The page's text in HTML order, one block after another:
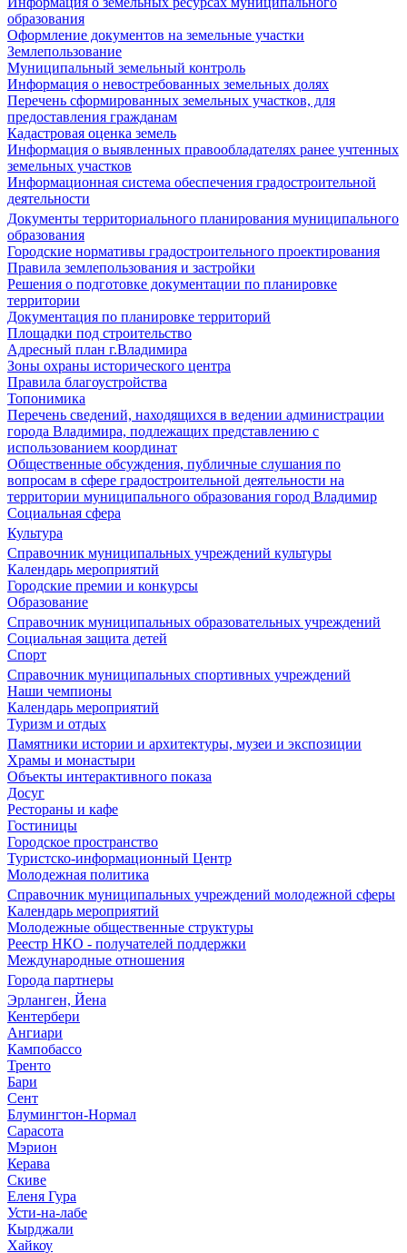
образования
Оформление документов на земельные участки
Землепользование
Муниципальный земельный контроль
Информация о невостребованных земельных долях
Перечень сформированных земельных участков, для
предоставления гражданам
Кадастровая оценка земель
Информация о выявленных правообладателях ранее учтенных
земельных участков
Информационная система обеспечения градостроительной
деятельности
Документы территориального планирования муниципального
образования
Городские нормативы градостроительного проектирования
Правила землепользования и застройки
Решения о подготовке документации по планировке
территории
Документация по планировке территорий
Площадки под строительство
Адресный план г.Владимира
Зоны охраны исторического центра
Правила благоустройства
Топонимика
Перечень сведений, находящихся в ведении администрации
города Владимира, подлежащих представлению с
использованием координат
Общественные обсуждения, публичные слушания по
вопросам в сфере градостроительной деятельности на
территории муниципального образования город Владимир
Социальная сфера
Культура
Справочник муниципальных учреждений культуры
Календарь мероприятий
Городские премии и конкурсы
Образование
Справочник муниципальных образовательных учреждений
Социальная защита детей
Спорт
Справочник муниципальных спортивных учреждений
Наши чемпионы
Календарь мероприятий
Туризм и отдых
Памятники истории и архитектуры, музеи и экспозиции
Храмы и монастыри
Объекты интерактивного показа
Досуг
Рестораны и кафе
Гостиницы
Городское пространство
Туристско-информационный Центр
Молодежная политика
Справочник муниципальных учреждений молодежной сферы
Календарь мероприятий
Молодежные общественные структуры
Реестр НКО - получателей поддержки
Международные отношения
Города партнеры
Эрланген, Йена
Кентербери
Ангиари
Кампобассо
Тренто
Бари
Сент
Блумингтон-Нормал
Сарасота
Мэрион
Керава
Скиве
Еленя Гура
Усти-на-лабе
Кырджали
Хайкоу